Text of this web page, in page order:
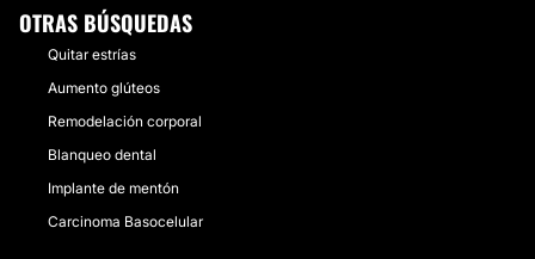
OTRAS BÚSQUEDAS
Quitar estrías
Aumento glúteos
Remodelación corporal
Blanqueo dental
Implante de mentón
Carcinoma Basocelular